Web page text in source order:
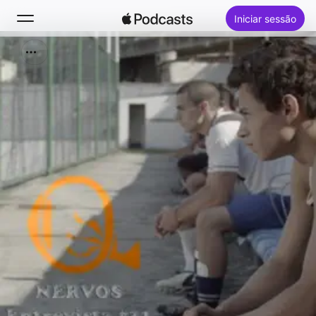
Iniciar sessão
Top charts